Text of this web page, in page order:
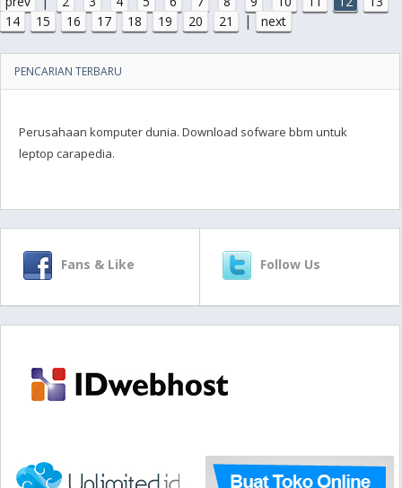
14
15 16 17 18 19 20 21 | next
PENCARIAN TERBARU
Perusahaan komputer dunia. Download sofware bbm untuk
leptop carapedia.
Fans & Like Follow Us